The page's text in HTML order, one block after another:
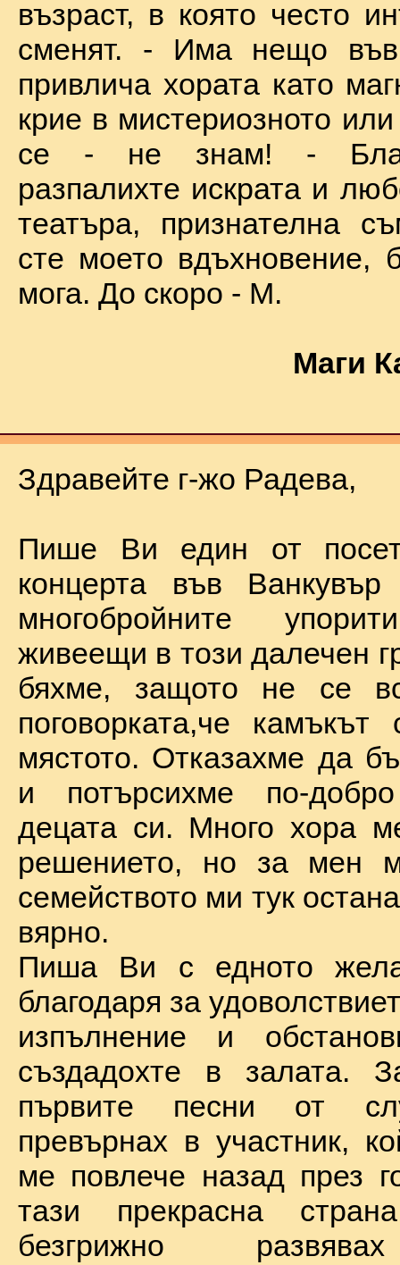
възраст, в която често
сменят. - Има нещо във
привлича хората като
крие в мистериозното
се - не знам! -
разпалихте искрата и
театъра, признателна
сте моето вдъхновение,
мога. До скоро - М.
Маги
Здравейте г-жо Радева,
Пише Ви един от
концерта във
многобройните
живеещи в този далечен
бяхме, защото не се
поговорката,че
мястото. Отказахме да
и потърсихме по-
децата си. Много хора
решението, но за мен
семейството ми тук
вярно.
Пиша Ви с едното
благодаря за
изпълнение и
създадохте в залата.
първите песни от
превърнах в участник,
ме повлече назад през
тази прекрасна
безгрижно